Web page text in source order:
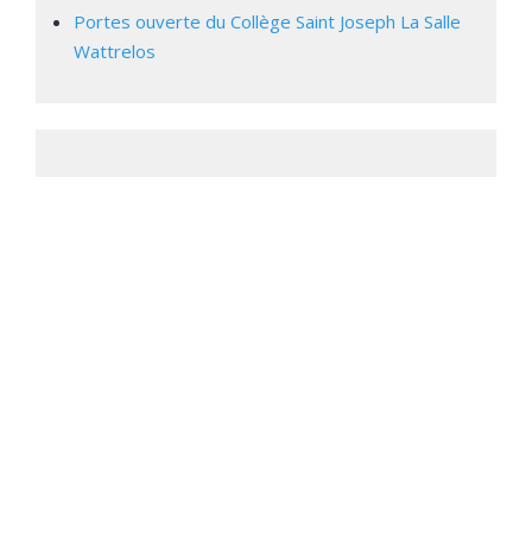
Portes ouverte du Collège Saint Joseph La Salle
Wattrelos